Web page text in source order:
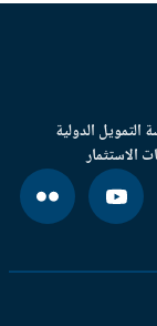
الدولية